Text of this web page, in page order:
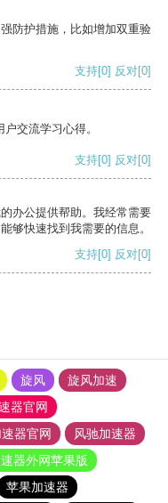
防护措施，比如增加双重验
支持[0] 反对[0]
交流学习心得。
支持[0] 反对[0]
办公提供帮助。我经常需要
够快速找到我需要的信息。
支持[0] 反对[0]
旋风
旋风加速
器官网
器官网
风驰加速器
器外网苹果版
苹果加速器